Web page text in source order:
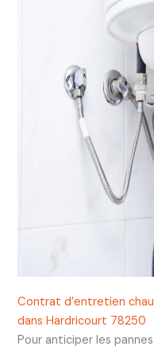
Contrat d’entretien
dans Hardricourt 78250
Pour anticiper les